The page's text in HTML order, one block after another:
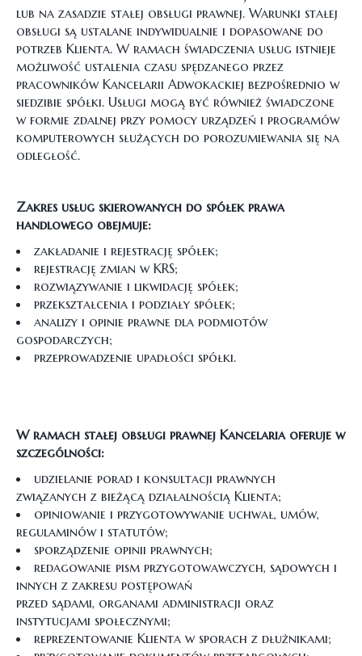
lub na zasadzie stałej obsługi prawnej. Warunki stałej
obsługi są ustalane indywidualnie i dopasowane do
potrzeb Klienta. W ramach świadczenia usług istnieje
możliwość ustalenia czasu spędzanego przez
pracowników Kancelarii Adwokackiej bezpośrednio w
siedzibie spółki. Usługi mogą być również świadczone
w formie zdalnej przy pomocy urządzeń i programów
komputerowych służących do porozumiewania się na
odległość.
Zakres usług skierowanych do spółek prawa
handlowego obejmuje:
zakładanie i rejestrację spółek;
rejestrację zmian w KRS;
rozwiązywanie i likwidację spółek;
przekształcenia i podziały spółek;
analizy i opinie prawne dla podmiotów
gospodarczych;
przeprowadzenie upadłości spółki.
W ramach stałej obsługi prawnej Kancelaria oferuje w
szczególności:
udzielanie porad i konsultacji prawnych
związanych z bieżącą działalnością Klienta;
opiniowanie i przygotowywanie uchwał, umów,
regulaminów i statutów;
sporządzenie opinii prawnych;
redagowanie pism przygotowawczych, sądowych i
innych z zakresu postępowań
przed sądami, organami administracji oraz
instytucjami społecznymi;
reprezentowanie Klienta w sporach z dłużnikami;